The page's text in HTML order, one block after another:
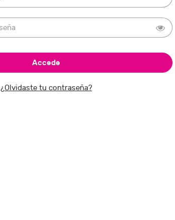
¿Olvidaste tu contraseña?